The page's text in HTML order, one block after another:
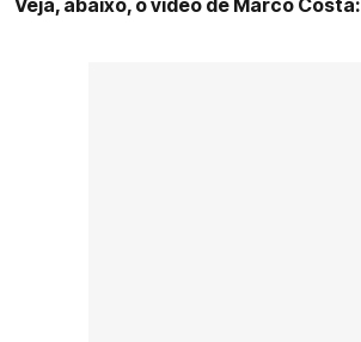
Veja, abaixo, o vídeo de Marco Costa: